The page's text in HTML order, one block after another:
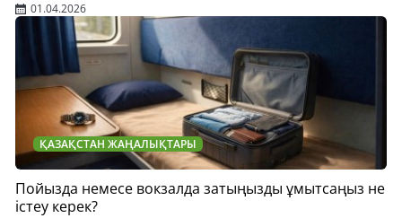
01.04.2026
ҚАЗАҚСТАН ЖАҢАЛЫҚТАРЫ
Пойызда немесе вокзалда затыңызды ұмытсаңыз не
істеу керек?